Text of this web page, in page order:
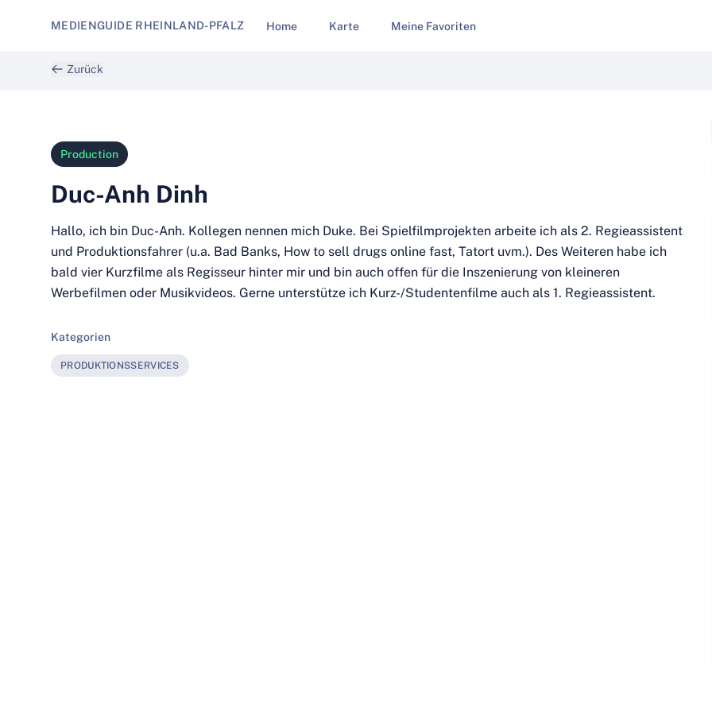
MEDIENGUIDE RHEINLAND-PFALZ Home Karte Meine Favoriten
Zurück
Production
Duc-Anh Dinh
Hallo, ich bin Duc-Anh. Kollegen nennen mich Duke. Bei Spielfilmprojekten arbeite ich als 2. Regieassistent
und Produktionsfahrer (u.a. Bad Banks, How to sell drugs online fast, Tatort uvm.). Des Weiteren habe ich
bald vier Kurzfilme als Regisseur hinter mir und bin auch offen für die Inszenierung von kleineren
Werbefilmen oder Musikvideos. Gerne unterstütze ich Kurz-/Studentenfilme auch als 1. Regieassistent.
Kategorien
PRODUKTIONSSERVICES